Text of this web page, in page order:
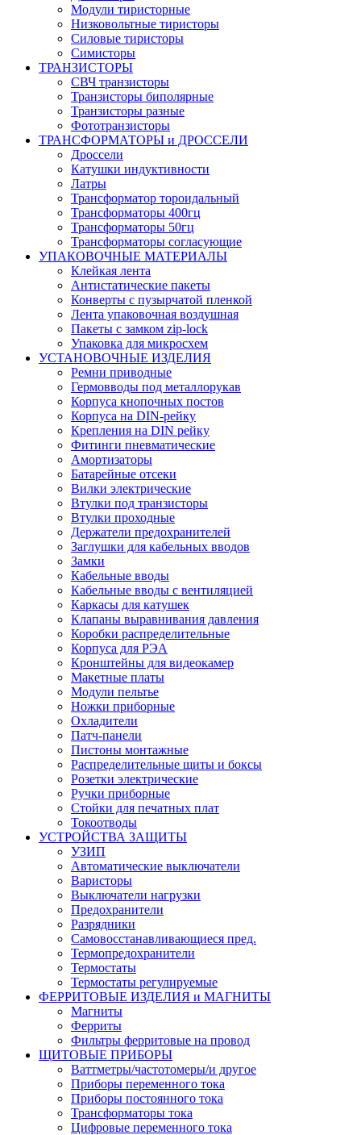
Модули тиристорные
Низковольтные тиристоры
Силовые тиристоры
Симисторы
ТРАНЗИСТОРЫ
СВЧ транзисторы
Транзисторы биполярные
Транзисторы разные
Фототранзисторы
ТРАНСФОРМАТОРЫ и ДРОССЕЛИ
Дроссели
Катушки индуктивности
Латры
Трансформатор тороидальный
Трансформаторы 400гц
Трансформаторы 50гц
Трансформаторы согласующие
УПАКОВОЧНЫЕ МАТЕРИАЛЫ
Клейкая лента
Антистатические пакеты
Конверты с пузырчатой пленкой
Лента упаковочная воздушная
Пакеты с замком zip-lock
Упаковка для микросхем
УСТАНОВОЧНЫЕ ИЗДЕЛИЯ
Ремни приводные
Гермовводы под металлорукав
Корпуса кнопочных постов
Корпуса на DIN-рейку
Крепления на DIN рейку
Фитинги пневматические
Амортизаторы
Батарейные отсеки
Вилки электрические
Втулки под транзисторы
Втулки проходные
Держатели предохранителей
Заглушки для кабельных вводов
Замки
Кабельные вводы
Кабельные вводы с вентиляцией
Каркасы для катушек
Клапаны выравнивания давления
Коробки распределительные
Корпуса для РЭА
Кронштейны для видеокамер
Макетные платы
Модули пельтье
Ножки приборные
Охладители
Патч-панели
Пистоны монтажные
Распределительные щиты и боксы
Розетки электрические
Ручки приборные
Стойки для печатных плат
Токоотводы
УСТРОЙСТВА ЗАЩИТЫ
УЗИП
Автоматические выключатели
Варисторы
Выключатели нагрузки
Предохранители
Разрядники
Самовосстанавливающиеся пред.
Термопредохранители
Термостаты
Термостаты регулируемые
ФЕРРИТОВЫЕ ИЗДЕЛИЯ и МАГНИТЫ
Магниты
Ферриты
Фильтры ферритовые на провод
ЩИТОВЫЕ ПРИБОРЫ
Ваттметры/частотомеры/и другое
Приборы переменного тока
Приборы постоянного тока
Трансформаторы тока
Цифровые переменного тока